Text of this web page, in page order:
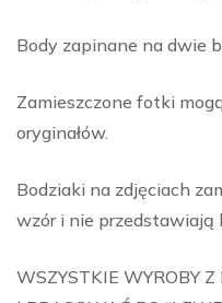
Body zapinane na dwie
Zamieszczone fotki
oryginałów.
Bodziaki na zdjęciach
wzór i nie przedstawiają
WSZYSTKIE WYROBY